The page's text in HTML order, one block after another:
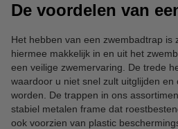
De voordelen van
Het hebben van een zwembadtrap is
hiermee makkelijk in en uit het
een veilige zwemervaring. De trede
waardoor u niet snel zult uitglijden en
worden. De trappen in ons
stabiel metalen frame dat
ook voorzien van plastic